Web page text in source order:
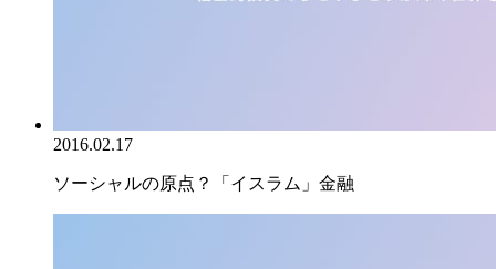
2016.02.17
ソーシャルの原点？「イスラム」金融